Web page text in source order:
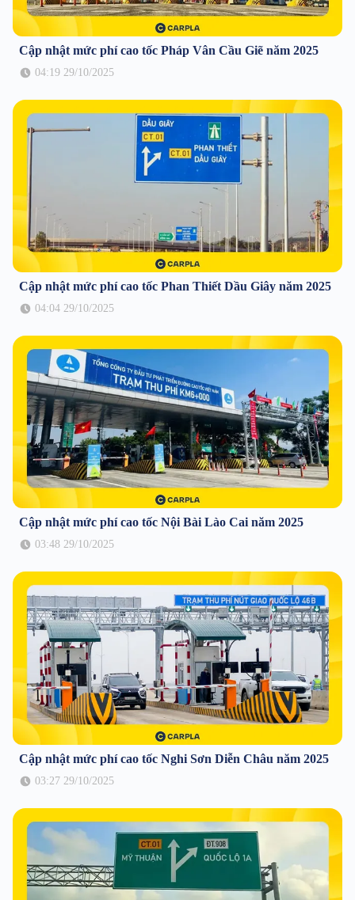
Cập nhật mức phí cao tốc Pháp Vân Cầu Giẽ năm 2025
04:19 29/10/2025
Cập nhật mức phí cao tốc Phan Thiết Dầu Giây năm 2025
04:04 29/10/2025
Cập nhật mức phí cao tốc Nội Bài Lào Cai năm 2025
03:48 29/10/2025
Cập nhật mức phí cao tốc Nghi Sơn Diễn Châu năm 2025
03:27 29/10/2025